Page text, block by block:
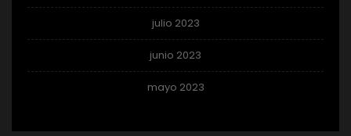
julio 2023
junio 2023
mayo 2023